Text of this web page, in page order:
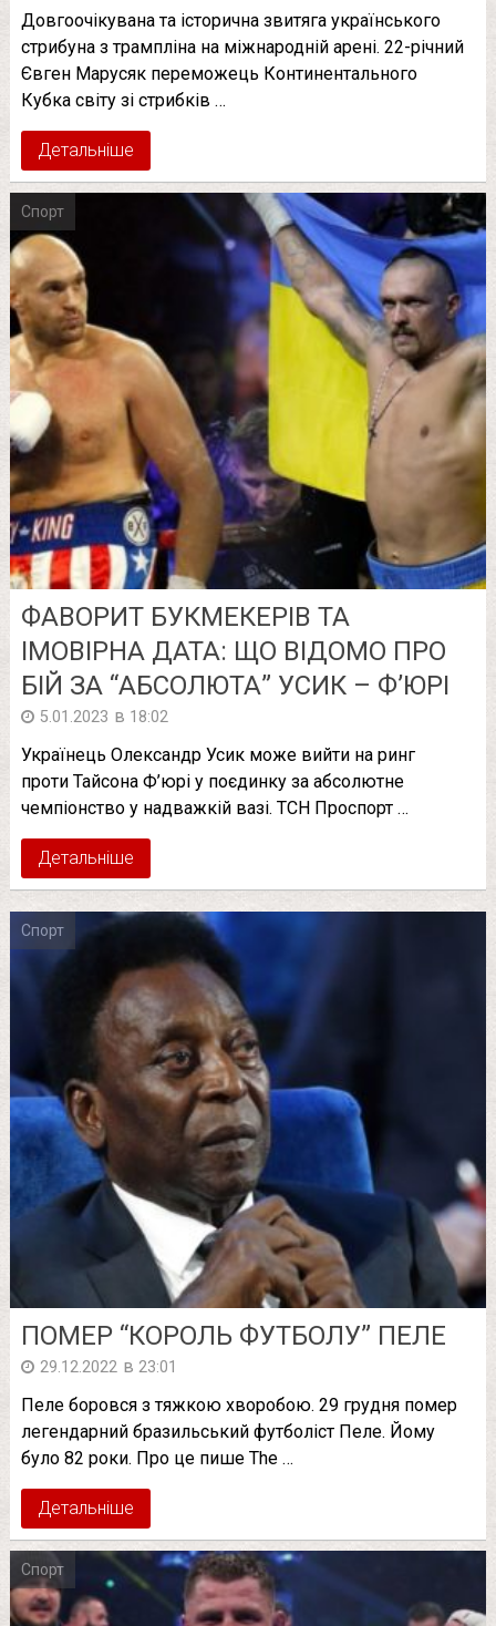
Довгоочікувана та історична звитяга українського
стрибуна з трампліна на міжнародній арені. 22-річний
Євген Марусяк переможець Континентального
Кубка світу зі стрибків …
Детальніше
Спорт
ФАВОРИТ БУКМЕКЕРІВ ТА
ІМОВІРНА ДАТА: ЩО ВІДОМО ПРО
БІЙ ЗА “АБСОЛЮТА” УСИК – Ф’ЮРІ
5.01.2023 в 18:02
Українець Олександр Усик може вийти на ринг
проти Тайсона Ф’юрі у поєдинку за абсолютне
чемпіонство у надважкій вазі. ТСН Проспорт …
Детальніше
Спорт
ПOМEР “КОРОЛЬ ФУТБОЛУ” ПЕЛЕ
29.12.2022 в 23:01
Пеле боровся з тяжкою хворобою. 29 грудня помер
легендарний бразильський футболіст Пеле. Йому
було 82 роки. Про це пише The …
Детальніше
Спорт